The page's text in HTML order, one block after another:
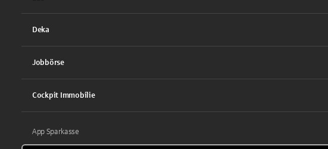
Deka
Jobbörse
Cockpit Immobilie
App Sparkasse